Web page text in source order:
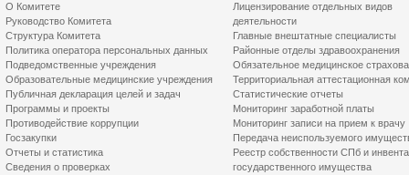
О Комитете
Руководство Комитета
Структура Комитета
Политика оператора персональных данных
Подведомственные учреждения
Образовательные медицинские учреждения
Публичная декларация целей и задач
Программы и проекты
Противодействие коррупции
Госзакупки
Отчеты и статистика
Сведения о проверках
Лицензирование отдельных видов
деятельности
Главные внештатные специалисты
Районные отделы здравоохранения
Обязательное медицинское
Территориальная аттестационная
Статистические отчеты
Мониторинг заработной платы
Мониторинг записи на прием к врачу
Передача неиспользуемого
Реестр собственности СПб и
государственного имущества